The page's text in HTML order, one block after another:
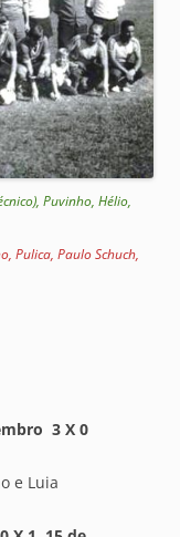
Puvinho, Hélio,
Pulica, Paulo Schuch,
3 X 0
e Luia